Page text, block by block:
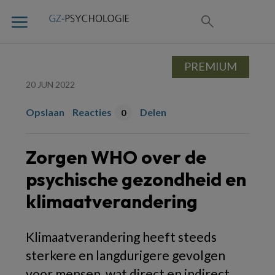
20 JUN 2022
Opslaan Reacties 0 Delen
Zorgen WHO over de
psychische gezondheid en
klimaatverandering
Klimaatverandering heeft steeds
sterkere en langdurigere gevolgen
PREMIUM